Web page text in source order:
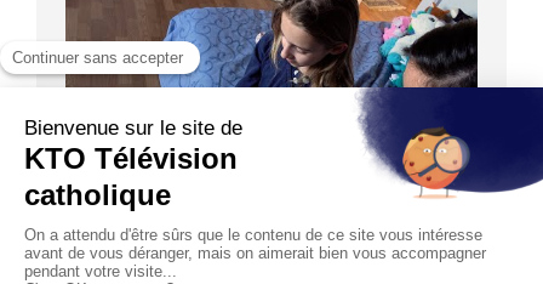
05:58
Enfant unique : tisser du lien avec les autres
(3/3)